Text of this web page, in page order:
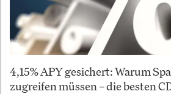
4,15% APY gesichert: Warum
zugreifen müssen – die besten